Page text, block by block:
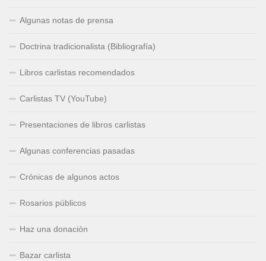
Algunas notas de prensa
Doctrina tradicionalista (Bibliografía)
Libros carlistas recomendados
Carlistas TV (YouTube)
Presentaciones de libros carlistas
Algunas conferencias pasadas
Crónicas de algunos actos
Rosarios públicos
Haz una donación
Bazar carlista